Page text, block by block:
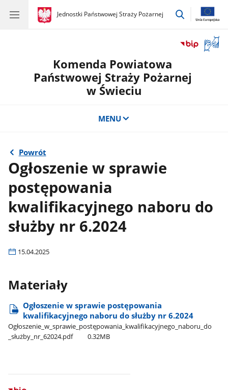
gov.pl
Jednostki Państwowej Straży Pożarnej
gov.pl
Jednostki
przejdź
okno
Komenda Powiatowa
Państwowej Straży Pożarnej
w Świeciu
MENU
Powrót
Ogłoszenie w sprawie
postępowania
kwalifikacyjnego naboru do
służby nr 6.2024
15.04.2025
Materiały
Ogłoszenie w sprawie postępowania
kwalifikacyjnego naboru do służby nr 6.2024
Ogłoszenie​_w​_sprawie​_postępowania​_kwalifikacyjnego​_naboru​_do​
_służby​_nr​_62024.pdf
0.32MB